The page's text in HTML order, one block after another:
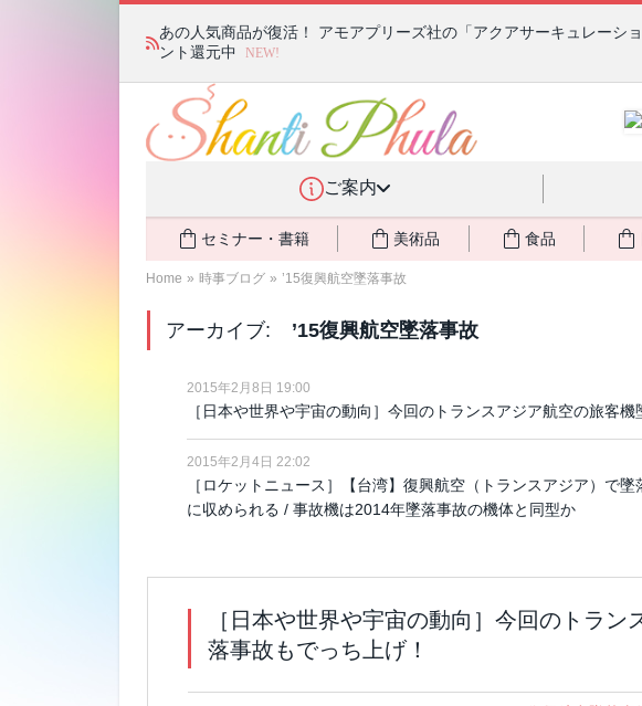
あの人気商品が復活！ アモアプリーズ社の「アクアサーキュレーシ
ント還元中
NEW!
ご案内
セミナー・書籍 美術品 食品
Home » 時事ブログ » ’15復興航空墜落事故
アーカイブ: ’15復興航空墜落事故
2015年2月8日 19:00
［日本や世界や宇宙の動向］今回のトランスアジア航空の旅客機
2015年2月4日 22:02
［ロケットニュース］【台湾】復興航空（トランスアジア）で
に収められる / 事故機は2014年墜落事故の機体と同型か
［日本や世界や宇宙の動向］今回のトラン
落事故もでっち上げ！